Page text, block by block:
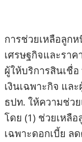
การช่วยเหลือลูก
เศรษฐกิจและรา
ผู้ให้บริการสินเชื่
เงินเฉพาะกิจ แล
ธปท. ให้ความช่ว
โดย (1) ช่วยเหลื
เฉพาะดอกเบี้ย ล